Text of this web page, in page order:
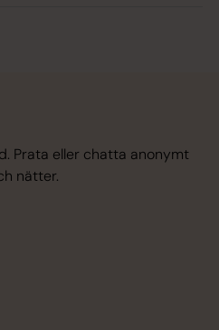
Prata eller chatta anonymt
nätter.